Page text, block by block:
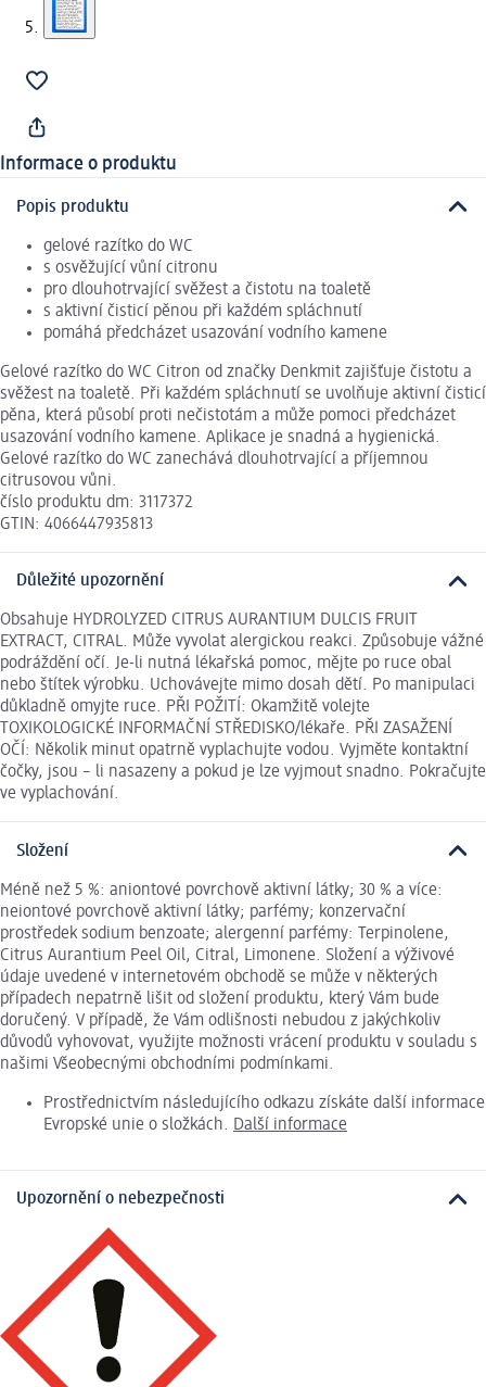
Informace o produktu
Popis produktu
gelové razítko do WC
s osvěžující vůní citronu
pro dlouhotrvající svěžest a čistotu na toaletě
s aktivní čisticí pěnou při každém spláchnutí
pomáhá předcházet usazování vodního kamene
Gelové razítko do WC Citron od značky Denkmit zajišťuje čistotu a
svěžest na toaletě. Při každém spláchnutí se uvolňuje aktivní čisticí
pěna, která působí proti nečistotám a může pomoci předcházet
usazování vodního kamene. Aplikace je snadná a hygienická.
Gelové razítko do WC zanechává dlouhotrvající a příjemnou
citrusovou vůni.
číslo produktu dm: 3117372
GTIN: 4066447935813
Důležité upozornění
Obsahuje HYDROLYZED CITRUS AURANTIUM DULCIS FRUIT
EXTRACT, CITRAL. Může vyvolat alergickou reakci. Způsobuje vážné
podráždění očí. Je-li nutná lékařská pomoc, mějte po ruce obal
nebo štítek výrobku. Uchovávejte mimo dosah dětí. Po manipulaci
důkladně omyjte ruce. PŘI POŽITÍ: Okamžitě volejte
TOXIKOLOGICKÉ INFORMAČNÍ STŘEDISKO/lékaře. PŘI ZASAŽENÍ
OČÍ: Několik minut opatrně vyplachujte vodou. Vyjměte kontaktní
čočky, jsou – li nasazeny a pokud je lze vyjmout snadno. Pokračujte
ve vyplachování.
Složení
Méně než 5 %: aniontové povrchově aktivní látky; 30 % a více:
neiontové povrchově aktivní látky; parfémy; konzervační
prostředek sodium benzoate; alergenní parfémy: Terpinolene,
Citrus Aurantium Peel Oil, Citral, Limonene. Složení a výživové
údaje uvedené v internetovém obchodě se může v některých
případech nepatrně lišit od složení produktu, který Vám bude
doručený. V případě, že Vám odlišnosti nebudou z jakýchkoliv
důvodů vyhovovat, využijte možnosti vrácení produktu v souladu s
našimi Všeobecnými obchodními podmínkami.
Prostřednictvím následujícího odkazu získáte další informace
Evropské unie o složkách. Další informace
Upozornění o nebezpečnosti